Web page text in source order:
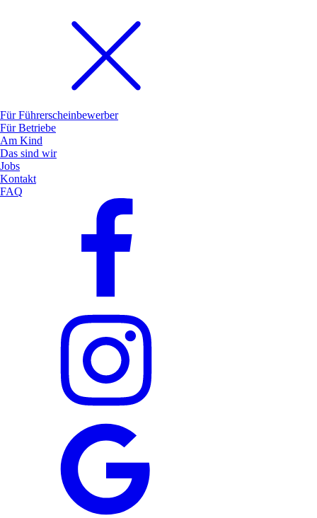
Für Führerscheinbewerber
Für Betriebe
Am Kind
Das sind wir
Jobs
Kontakt
FAQ